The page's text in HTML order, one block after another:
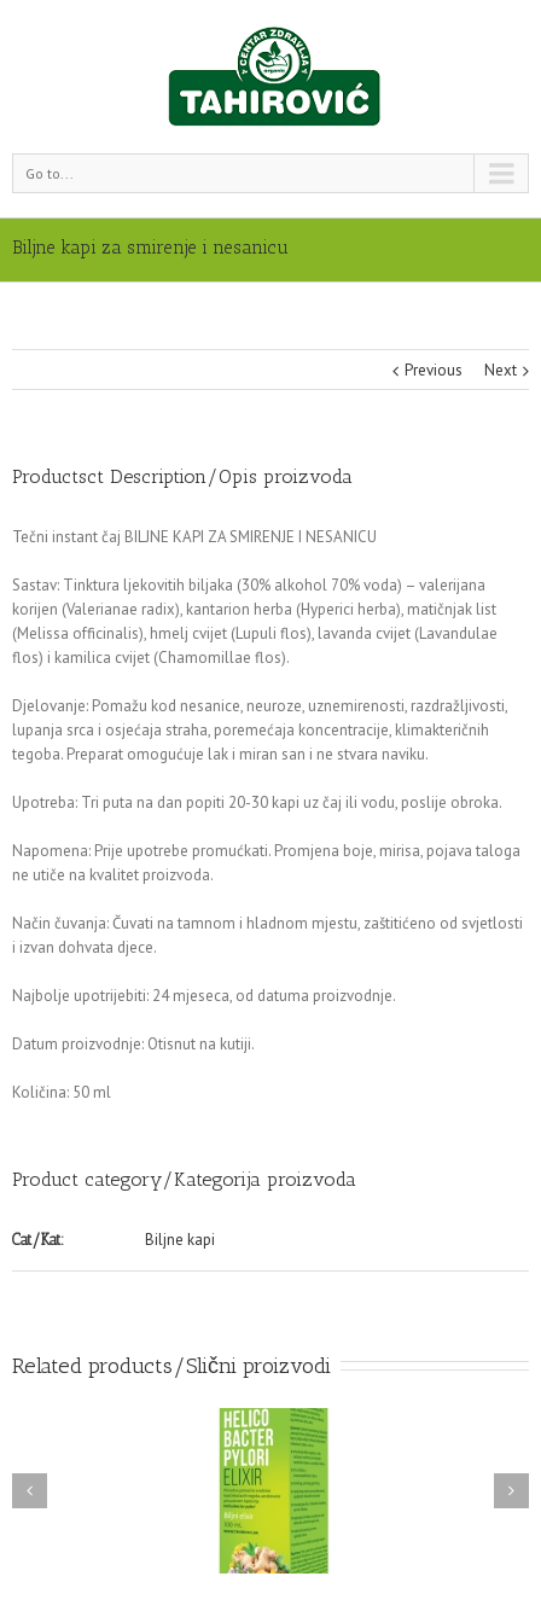
Go to...
Biljne kapi za smirenje i nesanicu
Previous Next
Productsct Description/Opis proizvoda
Tečni instant čaj BILJNE KAPI ZA SMIRENJE I NESANICU
Sastav: Tinktura ljekovitih biljaka (30% alkohol 70% voda) – valerijana
korijen (Valerianae radix), kantarion herba (Hyperici herba), matičnjak list
(Melissa officinalis), hmelj cvijet (Lupuli flos), lavanda cvijet (Lavandulae
flos) i kamilica cvijet (Chamomillae flos).
Djelovanje: Pomažu kod nesanice, neuroze, uznemirenosti, razdražljivosti,
lupanja srca i osjećaja straha, poremećaja koncentracije, klimakteričnih
tegoba. Preparat omogućuje lak i miran san i ne stvara naviku.
Upotreba: Tri puta na dan popiti 20-30 kapi uz čaj ili vodu, poslije obroka.
Napomena: Prije upotrebe promućkati. Promjena boje, mirisa, pojava taloga
ne utiče na kvalitet proizvoda.
Način čuvanja: Čuvati na tamnom i hladnom mjestu, zaštitićeno od svjetlosti
i izvan dohvata djece.
Najbolje upotrijebiti: 24 mjeseca, od datuma proizvodnje.
Datum proizvodnje: Otisnut na kutiji.
Količina: 50 ml
Product category/Kategorija proizvoda
Cat/Kat: Biljne kapi
Related products/Slični proizvodi
PYLORY